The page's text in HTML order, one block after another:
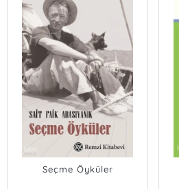
Seçme Öyküler